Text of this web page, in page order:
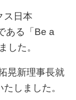
ス日本
ある「Be a
した。
晃新理事長就
しました。